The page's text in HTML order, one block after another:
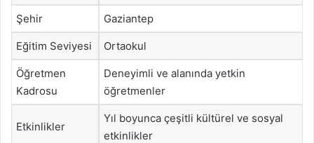
Şehir Gaziantep
Eğitim Seviyesi Ortaokul
Öğretmen
Kadrosu
Deneyimli ve alanında yetkin
öğretmenler
Etkinlikler
Yıl boyunca çeşitli kültürel ve sosyal
etkinlikler